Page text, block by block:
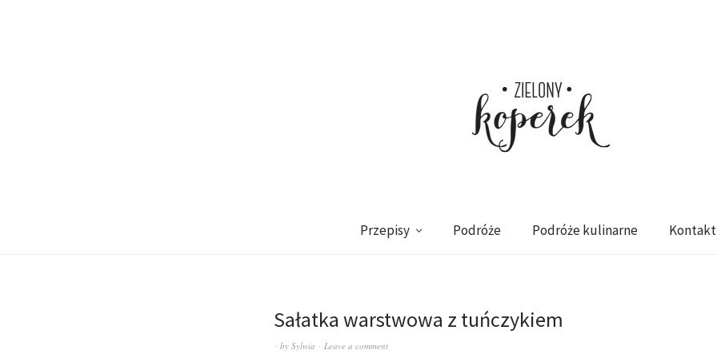
Przepisy Podróże Podróże kulinarne Kontakt
Sałatka warstwowa z tuńczykiem
by Sylwia Leave a comment